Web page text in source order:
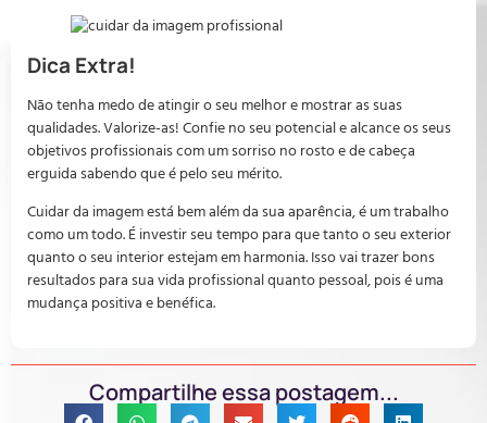
Dica Extra!
Não tenha medo de atingir o seu melhor e mostrar as suas
qualidades. Valorize-as! Confie no seu potencial e alcance os seus
objetivos profissionais com um sorriso no rosto e de cabeça
erguida sabendo que é pelo seu mérito.
Cuidar da imagem está bem além da sua aparência, é um trabalho
como um todo. É investir seu tempo para que tanto o seu exterior
quanto o seu interior estejam em harmonia. Isso vai trazer bons
resultados para sua vida profissional quanto pessoal, pois é uma
mudança positiva e benéfica.
Compartilhe essa postagem...